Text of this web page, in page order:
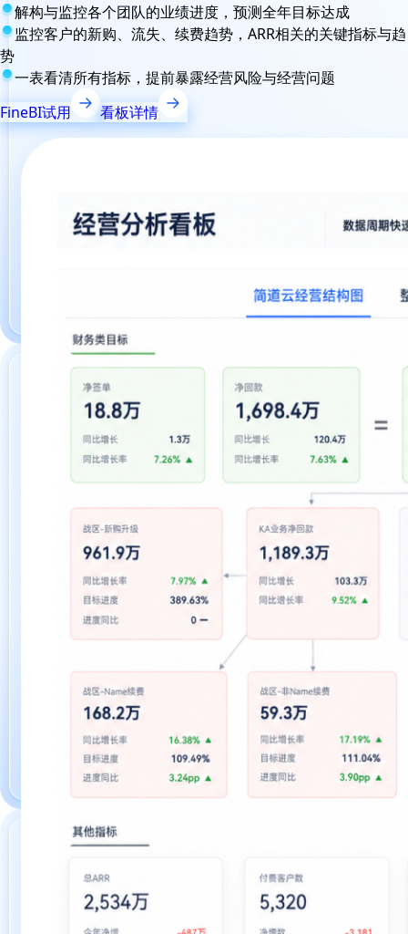
解构与监控各个团队的业绩进度，预测全年目标达成
监控客户的新购、流失、续费趋势，ARR相关的关键指标与趋
势
一表看清所有指标，提前暴露经营风险与经营问题
FineBI试用
看板详情